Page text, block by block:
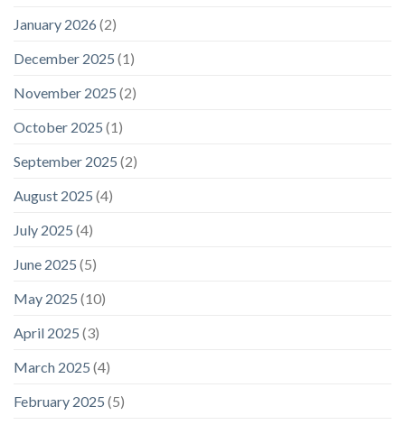
January 2026 (2)
December 2025 (1)
November 2025 (2)
October 2025 (1)
September 2025 (2)
August 2025 (4)
July 2025 (4)
June 2025 (5)
May 2025 (10)
April 2025 (3)
March 2025 (4)
February 2025 (5)